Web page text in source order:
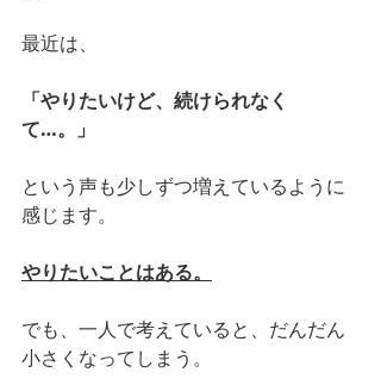
最近は、
「やりたいけど、続けられなく
て…。」
という声も少しずつ増えているように
感じます。
やりたいことはある。
でも、一人で考えていると、だんだん
小さくなってしまう。